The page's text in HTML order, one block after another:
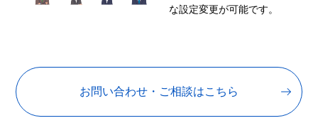
な設定変更が可能です。
お問い合わせ・ご相談はこちら